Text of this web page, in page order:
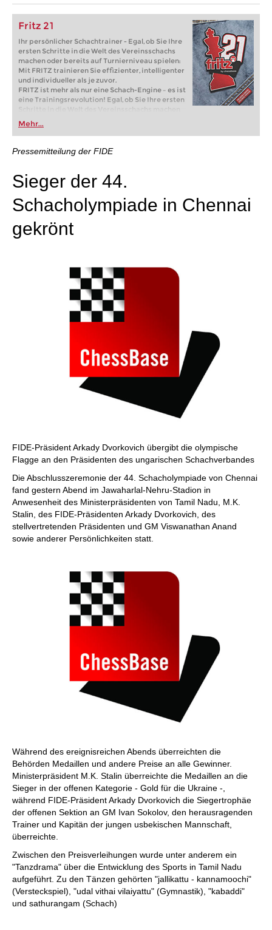
Fritz 21
Ihr persönlicher Schachtrainer - Egal, ob Sie Ihre
ersten Schritte in die Welt des Vereinsschachs
machen oder bereits auf Turnierniveau spielen:
Mit FRITZ trainieren Sie effizienter, intelligenter
und individueller als je zuvor.
FRITZ ist mehr als nur eine Schach-Engine – es ist
eine Trainingsrevolution! Egal, ob Sie Ihre ersten
Schritte in die Welt des Vereinsschachs machen
oder bereits auf Turnierniveau spielen: Mit
FRITZ trainieren Sie effizienter, intelligenter und
individueller als je zuvor.
Mehr...
Pressemitteilung der FIDE
Sieger der 44.
Schacholympiade in Chennai
gekrönt
FIDE-Präsident Arkady Dvorkovich übergibt die olympische
Flagge an den Präsidenten des ungarischen Schachverbandes
Die Abschlusszeremonie der 44. Schacholympiade von Chennai
fand gestern Abend im Jawaharlal-Nehru-Stadion in
Anwesenheit des Ministerpräsidenten von Tamil Nadu, M.K.
Stalin, des FIDE-Präsidenten Arkady Dvorkovich, des
stellvertretenden Präsidenten und GM Viswanathan Anand
sowie anderer Persönlichkeiten statt.
Während des ereignisreichen Abends überreichten die
Behörden Medaillen und andere Preise an alle Gewinner.
Ministerpräsident M.K. Stalin überreichte die Medaillen an die
Sieger in der offenen Kategorie - Gold für die Ukraine -,
während FIDE-Präsident Arkady Dvorkovich die Siegertrophäe
der offenen Sektion an GM Ivan Sokolov, den herausragenden
Trainer und Kapitän der jungen usbekischen Mannschaft,
überreichte.
Zwischen den Preisverleihungen wurde unter anderem ein
"Tanzdrama" über die Entwicklung des Sports in Tamil Nadu
aufgeführt. Zu den Tänzen gehörten "jallikattu - kannamoochi"
(Versteckspiel), "udal vithai vilaiyattu" (Gymnastik), "kabaddi"
und sathurangam (Schach)